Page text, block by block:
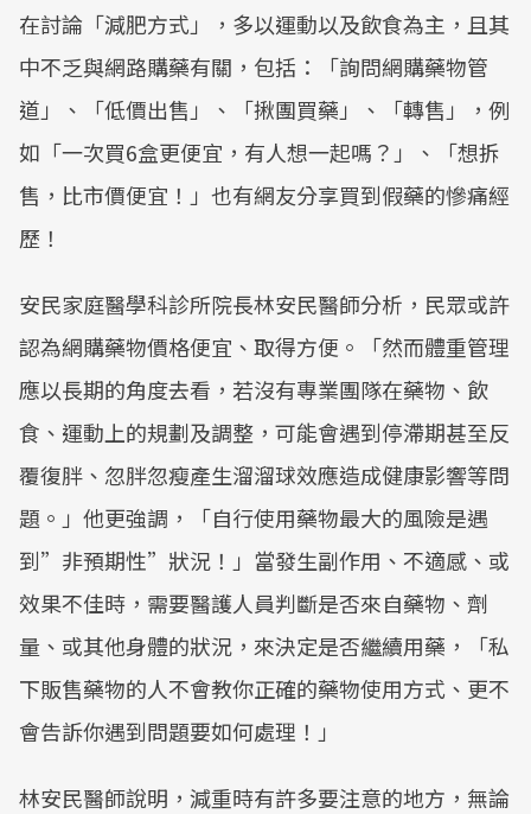
在討論「減肥方式」，多以運動以及飲食為主，且其
中不乏與網路購藥有關，包括：「詢問網購藥物管
道」、「低價出售」、「揪團買藥」、「轉售」，例
如「一次買6盒更便宜，有人想一起嗎？」、「想拆
售，比市價便宜！」也有網友分享買到假藥的慘痛經
歷！
安民家庭醫學科診所院長林安民醫師分析，民眾或許
認為網購藥物價格便宜、取得方便。「然而體重管理
應以長期的角度去看，若沒有專業團隊在藥物、飲
食、運動上的規劃及調整，可能會遇到停滯期甚至反
覆復胖、忽胖忽瘦產生溜溜球效應造成健康影響等問
題。」他更強調，「自行使用藥物最大的風險是遇
到”非預期性”狀況！」當發生副作用、不適感、或
效果不佳時，需要醫護人員判斷是否來自藥物、劑
量、或其他身體的狀況，來決定是否繼續用藥，「私
下販售藥物的人不會教你正確的藥物使用方式、更不
會告訴你遇到問題要如何處理！」
林安民醫師說明，減重時有許多要注意的地方，無論